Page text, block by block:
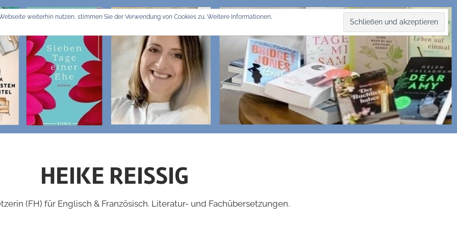
HEIKE REISSIG
(FH) für Englisch & Französisch. Literatur- und Fachübersetzungen.
weiterhin nutzen, stimmen Sie der Verwendung von Cookies zu. Weitere Informationen,